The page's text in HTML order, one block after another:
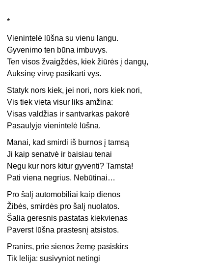
*
Vienintelė lūšna su vienu langu.
Gyvenimo ten būna imbuvys.
Ten visos žvaigždės, kiek žiūrės į dangų,
Auksinę virvę pasikarti vys.
Statyk nors kiek, jei nori, nors kiek nori,
Vis tiek vieta visur liks amžina:
Visas valdžias ir santvarkas pakorė
Pasaulyje vienintelė lūšna.
Manai, kad smirdi iš burnos į tamsą
Ji kaip senatvė ir baisiau tenai
Negu kur nors kitur gyventi? Tamsta!
Pati viena negrius. Nebūtinai…
Pro šalį automobiliai kaip dienos
Žibės, smirdės pro šalį nuolatos.
Šalia geresnis pastatas kiekvienas
Paverst lūšna prastesnį atsistos.
Pranirs, prie sienos žemę pasiskirs
Tik lelija: susivyniot netingi